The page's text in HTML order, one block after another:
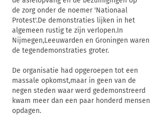
de zorg onder de noemer 'Nationaal
Protest'.De demonstraties lijken in het
algemeen rustig te zijn verlopen.In
Nijmegen,Leeuwarden en Groningen waren
de tegendemonstraties groter.
De organisatie had opgeroepen tot een
massale opkomst,maar in geen van de
negen steden waar werd gedemonstreerd
kwam meer dan een paar honderd mensen
opdagen.